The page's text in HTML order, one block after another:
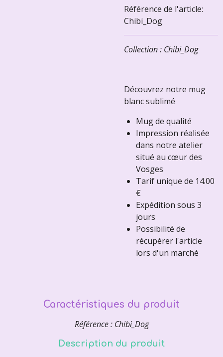
Référence de l'article:
Chibi_Dog
Collection : Chibi_Dog
Découvrez notre mug
blanc sublimé
Mug de qualité
Impression réalisée
dans notre atelier
situé au cœur des
Vosges
Tarif unique de 14.00
€
Expédition sous 3
jours
Possibilité de
récupérer l'article
lors d'un marché
Caractéristiques du produit
Référence : Chibi_Dog
Description du produit